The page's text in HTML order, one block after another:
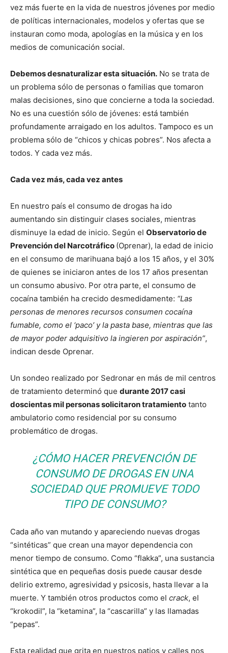
vez más fuerte en la vida de nuestros jóvenes por medio
de políticas internacionales, modelos y ofertas que se
instauran como moda, apologías en la música y en los
medios de comunicación social.
Debemos desnaturalizar esta situación. No se trata de
un problema sólo de personas o familias que tomaron
malas decisiones, sino que concierne a toda la sociedad.
No es una cuestión sólo de jóvenes: está también
profundamente arraigado en los adultos. Tampoco es un
problema sólo de “chicos y chicas pobres”. Nos afecta a
todos. Y cada vez más.
Cada vez más, cada vez antes
En nuestro país el consumo de drogas ha ido
aumentando sin distinguir clases sociales, mientras
disminuye la edad de inicio. Según el Observatorio de
Prevención del Narcotráfico (Oprenar), la edad de inicio
en el consumo de marihuana bajó a los 15 años, y el 30%
de quienes se iniciaron antes de los 17 años presentan
un consumo abusivo. Por otra parte, el consumo de
cocaína también ha crecido desmedidamente: “Las
personas de menores recursos consumen cocaína
fumable, como el ‘paco’ y la pasta base, mientras que las
de mayor poder adquisitivo la ingieren por aspiración”,
indican desde Oprenar.
Un sondeo realizado por Sedronar en más de mil centros
de tratamiento determinó que durante 2017 casi
doscientas mil personas solicitaron tratamiento tanto
ambulatorio como residencial por su consumo
problemático de drogas.
¿CÓMO HACER PREVENCIÓN DE
CONSUMO DE DROGAS EN UNA
SOCIEDAD QUE PROMUEVE TODO
TIPO DE CONSUMO?
Cada año van mutando y apareciendo nuevas drogas
“sintéticas” que crean una mayor dependencia con
menor tiempo de consumo. Como “flakka”, una sustancia
sintética que en pequeñas dosis puede causar desde
delirio extremo, agresividad y psicosis, hasta llevar a la
muerte. Y también otros productos como el crack, el
“krokodil”, la “ketamina”, la “cascarilla” y las llamadas
“pepas”.
Esta realidad que grita en nuestros patios y calles nos